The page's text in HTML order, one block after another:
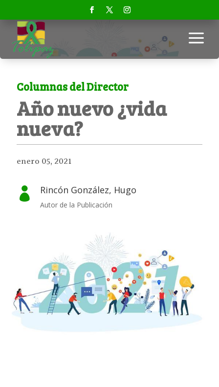
a
Columnas del Director
Año nuevo ¿vida
nueva?
enero 05, 2021
 Rincón González, Hugo
Autor de la Publicación